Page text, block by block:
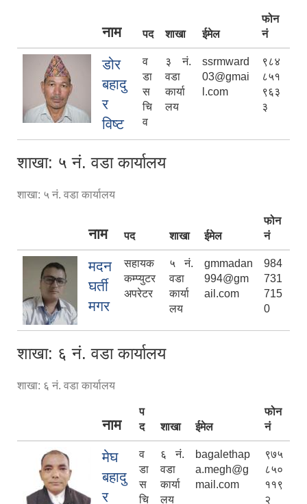
नाम पद शाखा ईमेल
फोन
नं
डोर
बहादु
र
विष्ट
व
डा
स
चि
व
३ नं.
वडा
कार्या
लय
ssrmward
03@gmai
l.com
९८४
८५१
९६३
३
शाखा: ५ नं. वडा कार्यालय
शाखा: ५ नं. वडा कार्यालय
नाम पद शाखा ईमेल
फोन
नं
मदन
घर्ती
मगर
सहायक
कम्प्युटर
अपरेटर
५ नं.
वडा
कार्या
लय
gmmadan
994@gm
ail.com
984
731
715
0
शाखा: ६ नं. वडा कार्यालय
शाखा: ६ नं. वडा कार्यालय
नाम
प
द
शाखा ईमेल
फोन
नं
मेघ
बहादु
र
व
डा
स
चि
६ नं.
वडा
कार्या
लय
bagalethap
a.megh@g
mail.com
९७५
८५०
११९
२